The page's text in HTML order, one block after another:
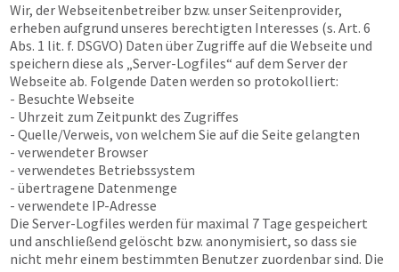
Wir, der Webseitenbetreiber bzw. unser Seitenprovider,
erheben aufgrund unseres berechtigten Interesses (s. Art. 6
Abs. 1 lit. f. DSGVO) Daten über Zugriffe auf die Webseite und
speichern diese als „Server-Logfiles“ auf dem Server der
Webseite ab. Folgende Daten werden so protokolliert:
- Besuchte Webseite
- Uhrzeit zum Zeitpunkt des Zugriffes
- Quelle/Verweis, von welchem Sie auf die Seite gelangten
- verwendeter Browser
- verwendetes Betriebssystem
- übertragene Datenmenge
- verwendete IP-Adresse
Die Server-Logfiles werden für maximal 7 Tage gespeichert
und anschließend gelöscht bzw. anonymisiert, so dass sie
nicht mehr einem bestimmten Benutzer zuordenbar sind. Die